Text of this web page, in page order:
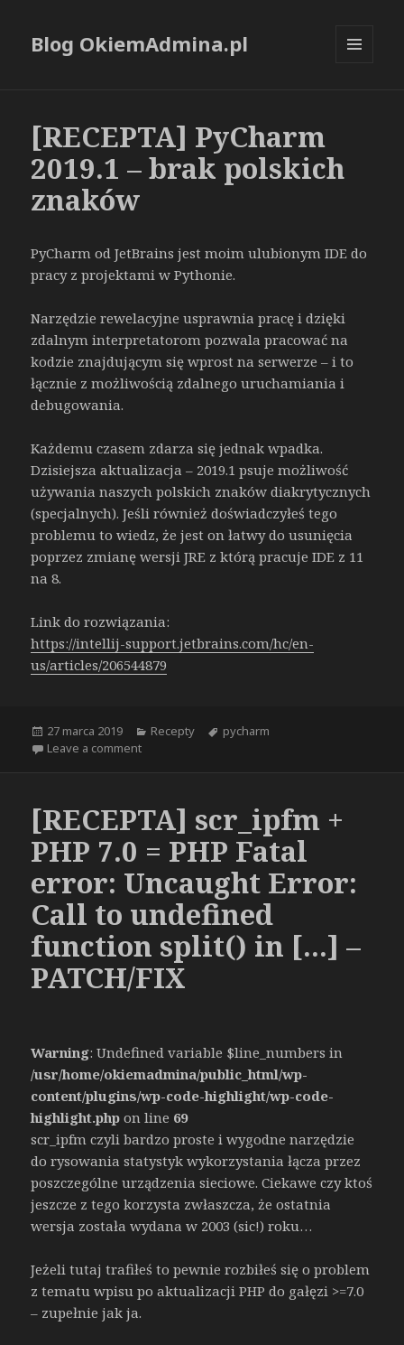
Blog OkiemAdmina.pl
[RECEPTA] PyCharm
2019.1 – brak polskich
znaków
PyCharm od JetBrains jest moim ulubionym IDE do
pracy z projektami w Pythonie.
Narzędzie rewelacyjne usprawnia pracę i dzięki
zdalnym interpretatorom pozwala pracować na
kodzie znajdującym się wprost na serwerze – i to
łącznie z możliwością zdalnego uruchamiania i
debugowania.
Każdemu czasem zdarza się jednak wpadka.
Dzisiejsza aktualizacja – 2019.1 psuje możliwość
używania naszych polskich znaków diakrytycznych
(specjalnych). Jeśli również doświadczyłeś tego
problemu to wiedz, że jest on łatwy do usunięcia
poprzez zmianę wersji JRE z którą pracuje IDE z 11
na 8.
Link do rozwiązania:
https://intellij-support.jetbrains.com/hc/en-
us/articles/206544879
Opublikowano
27 marca 2019 Kategorie
Recepty Tagi
pycharm
Leave a commenton [RECEPTA] PyCharm 2019.1 – brak polskich
[RECEPTA] scr_ipfm +
PHP 7.0 = PHP Fatal
error: Uncaught Error:
Call to undefined
function split() in […] –
PATCH/FIX
Warning: Undefined variable $line_numbers in
/usr/home/okiemadmina/public_html/wp-
content/plugins/wp-code-highlight/wp-code-
highlight.php on line 69
scr_ipfm czyli bardzo proste i wygodne narzędzie
do rysowania statystyk wykorzystania łącza przez
poszczególne urządzenia sieciowe. Ciekawe czy ktoś
jeszcze z tego korzysta zwłaszcza, że ostatnia
wersja została wydana w 2003 (sic!) roku…
Jeżeli tutaj trafiłeś to pewnie rozbiłeś się o problem
z tematu wpisu po aktualizacji PHP do gałęzi >=7.0
– zupełnie jak ja.